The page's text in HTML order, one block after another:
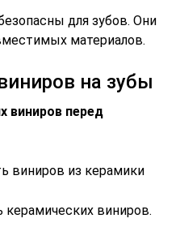
для зубов. Они
материалов.
на зубы
виниров перед
виниров из керамики
керамических виниров.